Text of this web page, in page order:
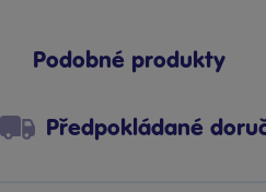
Podobné produkty
Předpokládané